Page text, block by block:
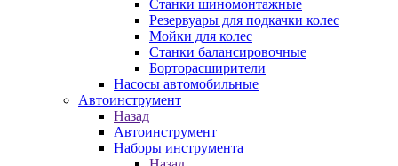
Станки шиномонтажные
Резервуары для подкачки колес
Мойки для колес
Станки балансировочные
Борторасширители
Насосы автомобильные
Автоинструмент
Назад
Автоинструмент
Наборы инструмента